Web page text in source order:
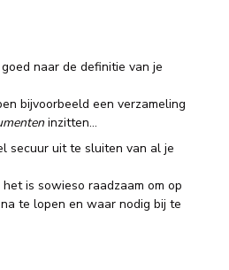
naar de definitie van je
bijvoorbeeld een verzameling
inzitten…
secuur uit te sluiten van al je
is sowieso raadzaam om op
te lopen en waar nodig bij te